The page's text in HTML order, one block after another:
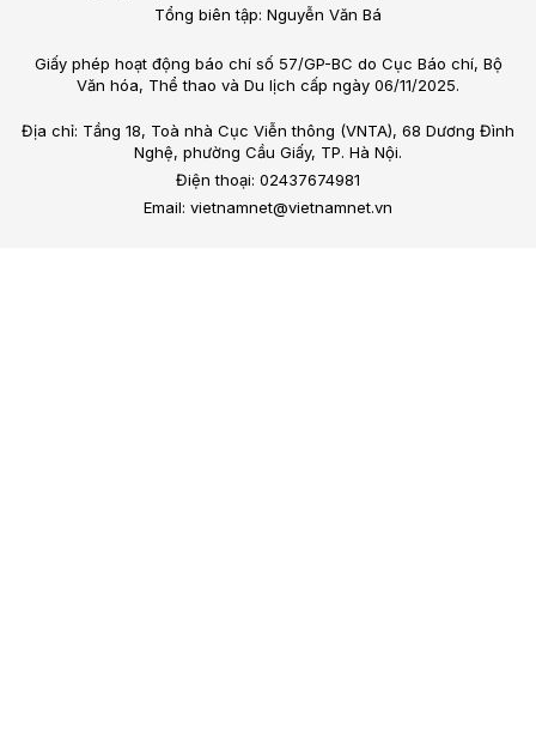
Tổng biên tập: Nguyễn Văn Bá
Giấy phép hoạt động báo chí số 57/GP-BC do Cục Báo chí, Bộ
Văn hóa, Thể thao và Du lịch cấp ngày 06/11/2025.
Địa chỉ: Tầng 18, Toà nhà Cục Viễn thông (VNTA), 68 Dương Đình
Nghệ, phường Cầu Giấy, TP. Hà Nội.
Điện thoại: 02437674981
Email: vietnamnet@vietnamnet.vn